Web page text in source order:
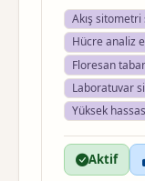
Akış
Hücre analiz
Floresan
Laboratuvar
Yüksek
Aktif